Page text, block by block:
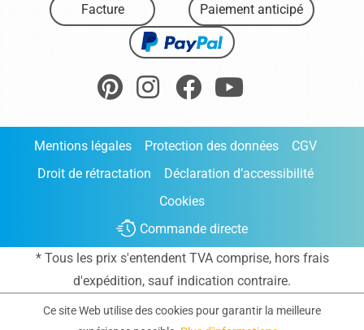
Facture Paiement anticipé
Mentions légales Protection des données
CGV
Droit de rétractation
Déclaration d’accessibilité
Cookies
Commande directe
* Tous les prix s'entendent TVA comprise, hors frais
d'expédition, sauf indication contraire.
Ce site Web utilise des cookies pour garantir la meilleure